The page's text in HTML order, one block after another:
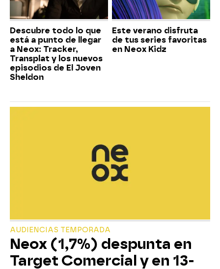
Descubre todo lo que
está a punto de llegar
a Neox: Tracker,
Transplat y los nuevos
episodios de El Joven
Sheldon
Este verano disfruta
de tus series favoritas
en Neox Kidz
AUDIENCIAS TEMPORADA
Neox (1,7%) despunta en
Target Comercial y en 13-